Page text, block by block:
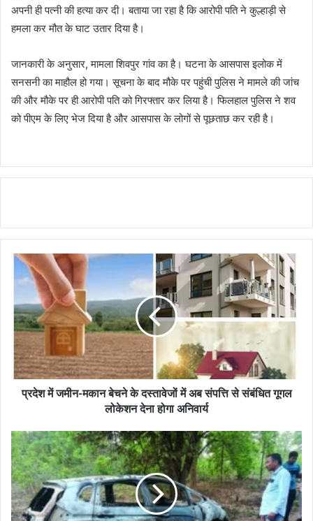
अपनी ही पत्नी की हत्या कर दी। बताया जा रहा है कि आरोपी पति ने कुल्हाड़ी से
हमला कर मौत के घाट उतार दिया है।
जानकारी के अनुसार, मामला शिवपुर गांव का है। घटना के आसपास इलोक में
सनसनी का माहौल हो गया। सूचना के बाद मौके पर पहुंची पुलिस ने मामले की जांच
की और मौके पर ही आरोपी पति को गिरफ्तार कर लिया है। फिलहाल पुलिस ने शव
को पीएम के लिए भेज दिया है और आसपास के लोगों से पूछताछ कर रही है।
Reading
प्रदेश में जमीन-मकान बेचने के दस्तावेजों में अब संपत्ति से संबंधित गूगल
लोकेशन देना होगा अनिवार्य